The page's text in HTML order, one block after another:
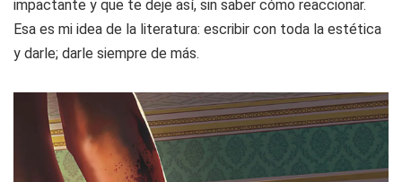
impactante y que te deje así, sin saber cómo reaccionar.
Esa es mi idea de la literatura: escribir con toda la estética
y darle; darle siempre de más.